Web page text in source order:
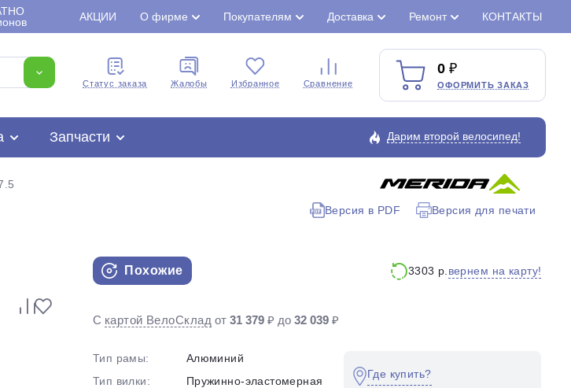
АКЦИИ О фирме Покупателям Доставка Ремонт КОНТАКТЫ
Cтатус заказа Жалобы Избранное Сравнение
0
ОФОРМИТЬ ЗАКАЗ
Запчасти Дарим второй велосипед!
Версия в PDF Версия для печати
Похожие 3303 р. вернем на карту!
С картой ВелоСклад от31 379 ₽ до32 039 ₽
Тип рамы:
Алюминий
Тип вилки:
Пружинно-эластомерная
Где купить?
переплат